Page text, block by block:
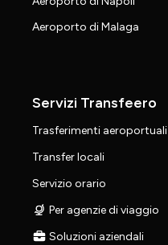
Aeroporto di Malaga
Servizi Transfeero
Trasferimenti aeroportuali
Transfer locali
Servizio orario
Per agenzie di viaggio
Soluzioni aziendali